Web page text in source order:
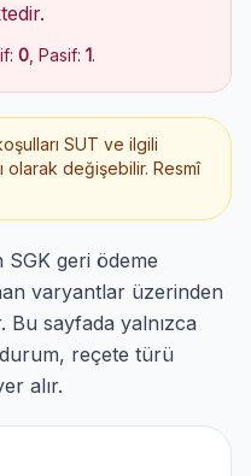
0 , Pasif: 1.
SUT ve ilgili
olarak değişebilir. Resmî
SGK geri ödeme
varyantlar üzerinden
Bu sayfada yalnızca
reçete türü
alır.